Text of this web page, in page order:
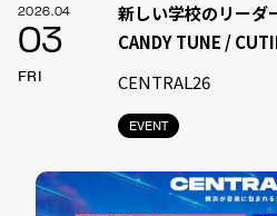
2026.04
03
FRI
EVENT
新しい学校のリーダ
CANDY TUNE /
CENTRAL26